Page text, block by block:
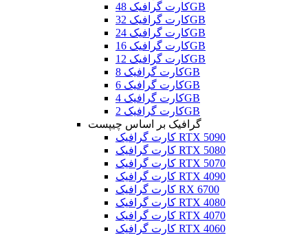
کارت گرافیک 48GB
کارت گرافیک 32GB
کارت گرافیک 24GB
کارت گرافیک 16GB
کارت گرافیک 12GB
کارت گرافیک 8GB
کارت گرافیک 6GB
کارت گرافیک 4GB
کارت گرافیک 2GB
گرافیک بر اساس چیپست
کارت گرافیک RTX 5090
کارت گرافیک RTX 5080
کارت گرافیک RTX 5070
کارت گرافیک RTX 4090
کارت گرافیک RX 6700
کارت گرافیک RTX 4080
کارت گرافیک RTX 4070
کارت گرافیک RTX 4060